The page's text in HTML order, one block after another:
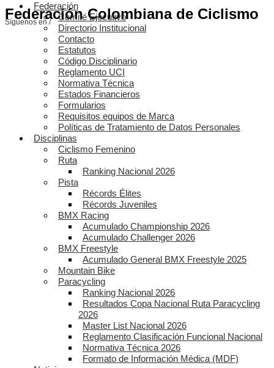
Federación Colombiana de Ciclismo
Síguenos en /
Federación
Comité Ejecutivo
Directorio Institucional
Contacto
Estatutos
Código Disciplinario
Reglamento UCI
Normativa Técnica
Estados Financieros
Formularios
Requisitos equipos de Marca
Políticas de Tratamiento de Datos Personales
Disciplinas
Ciclismo Femenino
Ruta
Ranking Nacional 2026
Pista
Récords Élites
Récords Juveniles
BMX Racing
Acumulado Championship 2026
Acumulado Challenger 2026
BMX Freestyle
Acumulado General BMX Freestyle 2025
Mountain Bike
Paracycling
Ranking Nacional 2026
Resultados Copa Nacional Ruta Paracycling
2026
Master List Nacional 2026
Reglamento Clasificación Funcional Nacional
Normativa Técnica 2026
Formato de Información Médica (MDF)